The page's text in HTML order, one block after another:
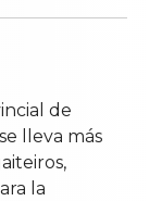
de
lleva más
la